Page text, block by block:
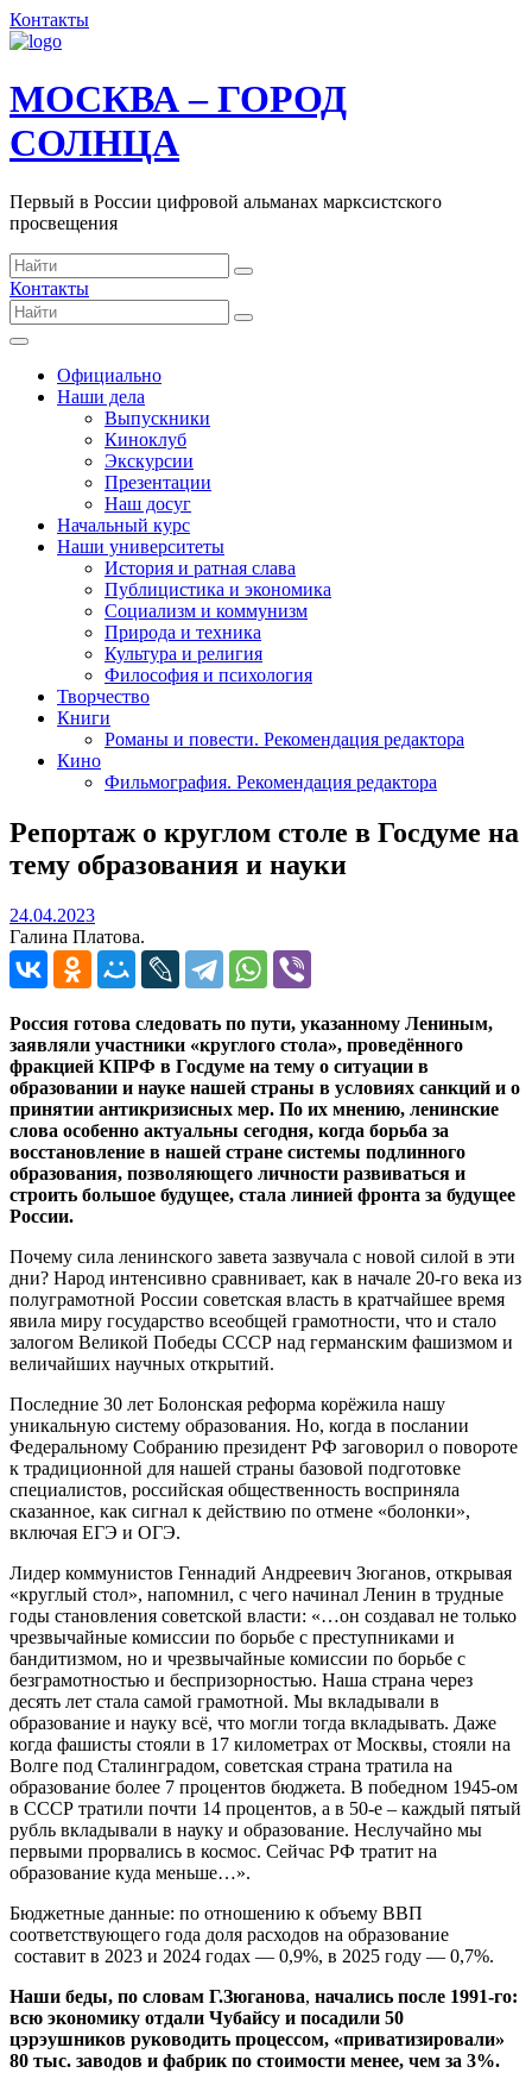
Контакты
МОСКВА – ГОРОД
СОЛНЦА
Первый в России цифровой альманах марксистского
просвещения
Контакты
Официально
Наши дела
Выпускники
Киноклуб
Экскурсии
Презентации
Наш досуг
Начальный курс
Наши университеты
История и ратная слава
Публицистика и экономика
Социализм и коммунизм
Природа и техника
Культура и религия
Философия и психология
Творчество
Книги
Романы и повести. Рекомендация редактора
Кино
Фильмография. Рекомендация редактора
Репортаж о круглом столе в Госдуме на
тему образования и науки
24.04.202324.04.2023
Галина Платова.
Россия готова следовать по пути, указанному Лениным,
заявляли участники «круглого стола», проведённого
фракцией КПРФ в Госдуме на тему о ситуации в
образовании и науке нашей страны в условиях санкций и о
принятии антикризисных мер. По их мнению, ленинские
слова особенно актуальны сегодня, когда борьба за
восстановление в нашей стране системы подлинного
образования, позволяющего личности развиваться и
строить большое будущее, стала линией фронта за будущее
России.
Почему сила ленинского завета зазвучала с новой силой в эти
дни? Народ интенсивно сравнивает, как в начале 20-го века из
полуграмотной России советская власть в кратчайшее время
явила миру государство всеобщей грамотности, что и стало
залогом Великой Победы СССР над германским фашизмом и
величайших научных открытий.
Последние 30 лет Болонская реформа корёжила нашу
уникальную систему образования. Но, когда в послании
Федеральному Собранию президент РФ заговорил о повороте
к традиционной для нашей страны базовой подготовке
специалистов, российская общественность восприняла
сказанное, как сигнал к действию по отмене «болонки»,
включая ЕГЭ и ОГЭ.
Лидер коммунистов Геннадий Андреевич Зюганов, открывая
«круглый стол», напомнил, с чего начинал Ленин в трудные
годы становления советской власти: «…он создавал не только
чрезвычайные комиссии по борьбе с преступниками и
бандитизмом, но и чрезвычайные комиссии по борьбе с
безграмотностью и беспризорностью. Наша страна через
десять лет стала самой грамотной. Мы вкладывали в
образование и науку всё, что могли тогда вкладывать. Даже
когда фашисты стояли в 17 километрах от Москвы, стояли на
Волге под Сталинградом, советская страна тратила на
образование более 7 процентов бюджета. В победном 1945-ом
в СССР тратили почти 14 процентов, а в 50-е – каждый пятый
рубль вкладывали в науку и образование. Неслучайно мы
первыми прорвались в космос. Сейчас РФ тратит на
образование куда меньше…».
Бюджетные данные: по отношению к объему ВВП
соответствующего года доля расходов на образование
составит в 2023 и 2024 годах — 0,9%, в 2025 году — 0,7%.
Наши беды, по словам Г.Зюганова, начались после 1991-го:
всю экономику отдали Чубайсу и посадили 50
цэрэушников руководить процессом, «приватизировали»
80 тыс. заводов и фабрик по стоимости менее, чем за 3%.